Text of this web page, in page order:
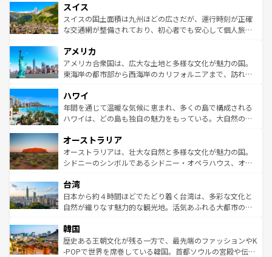
れる地方に足を運ぶとそれぞれで全く異なる文化を体験で
きるだろう。 なお、新着のフランス情報はコンテンツ一覧
を参照してほしい。
は、お酒好きな人にはぜひ体験してほしい。 なお、新着の
ドイツ情報はコンテンツ一覧を参照してほしい。
リアごとに異なる魅力がある。また、優雅なアフタヌーン
ティー、ビール好きにはたまらない英国パブ、サッカー観
戦など、本場だからこそできる体験も豊富。イギリスを旅
ンツ一覧を参照してほしい。
スイス
スイスの国土面積は九州ほどの広さだが、運行時刻が正確
な交通網が整備されており、初心者でも安心して個人旅行
の建物がそのまま残る町や、スイスならではのユニークな
博物館もあり、アルプス観光だけでなく町歩きも満喫する
ことができる。国民の所得が高いため物価も高いが、旅行
ば市内交通費無料で観光を楽しむこともできる。 なお、新
着のスイス情報はコンテンツ一覧 を参照してほしい。
アメリカ
アメリカ合衆国は、広大な土地と多様な文化が魅力の国。
東海岸の都市部から西海岸のカリフォルニアまで、訪れる
のような巨大都市は、観光、ショッピング、エンターテイ
ンメントが詰まった刺激的なスポットだ。一方、アメリカ
西部には大自然が広がり、グランドキャニオンやイエロー
部のニューオーリンズでは、音楽と美食が融合した独特の
文化が魅力。旅行者はアメリカの各地域で異なる魅力を楽
しみながら、その多様性と豊かな歴史を感じることができ
ならではの贅沢な旅のスタイルだ。 なお、新着のアメリカ
情報はコンテンツ一覧を参照してほしい。
ハワイ
年間を通じて温暖な気候に恵まれ、多くの島で構成される
ハワイは、どの島も独自の魅力をもっている。大自然の神
ワイ島は見逃せない。また、定番の観光地といえばオアフ
島だが、静かな自然を求めるならマウイ島やカウアイ島が
おすすめ。エメラルドグリーンに輝く海をはじめ、豊かな
れるおもてなしの心で訪れる人々を迎えてくれるハワイの
人々、おいしいローカルフードやハワイアンミュージッ
ク、伝統的なフラダンスなど、すべてがハワイの魅力を彩
ワイを、存分に味わってほしい。 なお、新着のハワイ情報
はコンテンツ一覧を参照してほしい。
オーストラリア
オーストラリアは、壮大な自然と多様な文化が魅力の国。
シドニーのシンボルであるシドニー・オペラハウス、オー
リアリーフや大陸中央部にそびえるウルル（エアーズロッ
ク）、タスマニアの美しい原生林やケアンズの熱帯雨林な
ど、見どころがたくさん。また、カフェやワイン、オージ
いる。アクティビティも充実しており、サーフィンやダイ
ビング、ハイキングなど、アウトドア好きにはたまらな
い。オーストラリアの多彩な魅力を存分に味わいつくそ
台湾
日本から約４時間ほどでたどり着く台湾は、多彩な文化と
自然が織りなす魅力的な観光地。活気あふれる大都市の台
ン）、静ひつな山岳地帯である台湾東部など、都市の喧騒
と山間の静けさが共存しており、訪れる人に新しい発見と
驚きをもたらしてくれる。また、奥深い台湾の食文化も魅
韓国
歴史ある王朝文化が残る一方で、最先端のファッションやK
-POPで世界を席巻している韓国。首都ソウルの宮殿や伝統